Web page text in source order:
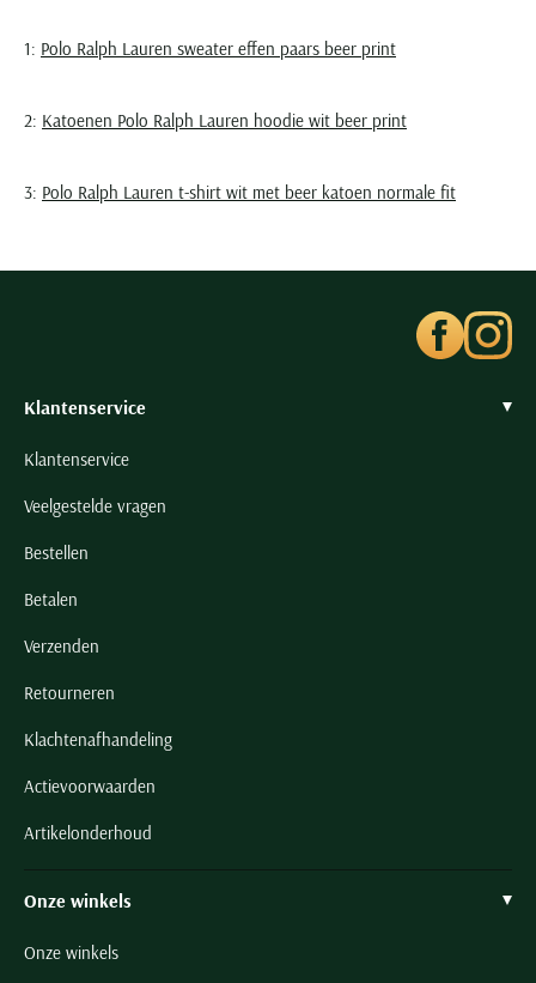
1: Polo Ralph Lauren sweater effen paars beer print
2: Katoenen Polo Ralph Lauren hoodie wit beer print
3: Polo Ralph Lauren t-shirt wit met beer katoen normale fit
Klantenservice
Klantenservice
Veelgestelde vragen
Bestellen
Betalen
Verzenden
Retourneren
Klachtenafhandeling
Actievoorwaarden
Artikelonderhoud
Onze winkels
Onze winkels